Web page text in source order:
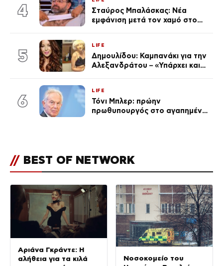
απαρατήρητη
4
Σταύρος Μπαλάσκας: Νέα
εμφάνιση μετά τον χαμό στο
5
LIFE
Δημουλίδου: Καμπανάκι για την
Αλεξανδράτου – «Υπάρχει και
6
LIFE
Τόνι Μπλερ: πρώην
πρωθυπουργός στο αγαπημένο
// BEST OF NETWORK
Αριάνα Γκράντε: Η
αλήθεια για τα κιλά
Νοσοκομείο του